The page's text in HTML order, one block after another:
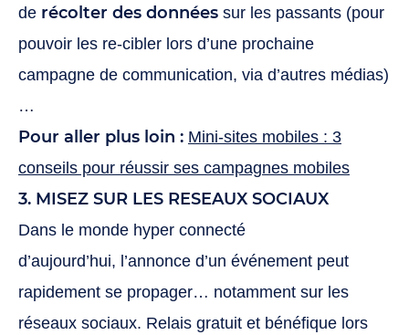
de récolter des données sur les passants (pour
pouvoir les re-cibler lors d’une prochaine
campagne de communication, via d’autres médias)
…
Pour aller plus loin : Mini-sites mobiles : 3
conseils pour réussir ses campagnes mobiles
3. MISEZ SUR LES RESEAUX SOCIAUX
Dans le monde hyper connecté
d’aujourd’hui, l’annonce d’un événement peut
rapidement se propager… notamment sur les
réseaux sociaux. Relais gratuit et bénéfique lors